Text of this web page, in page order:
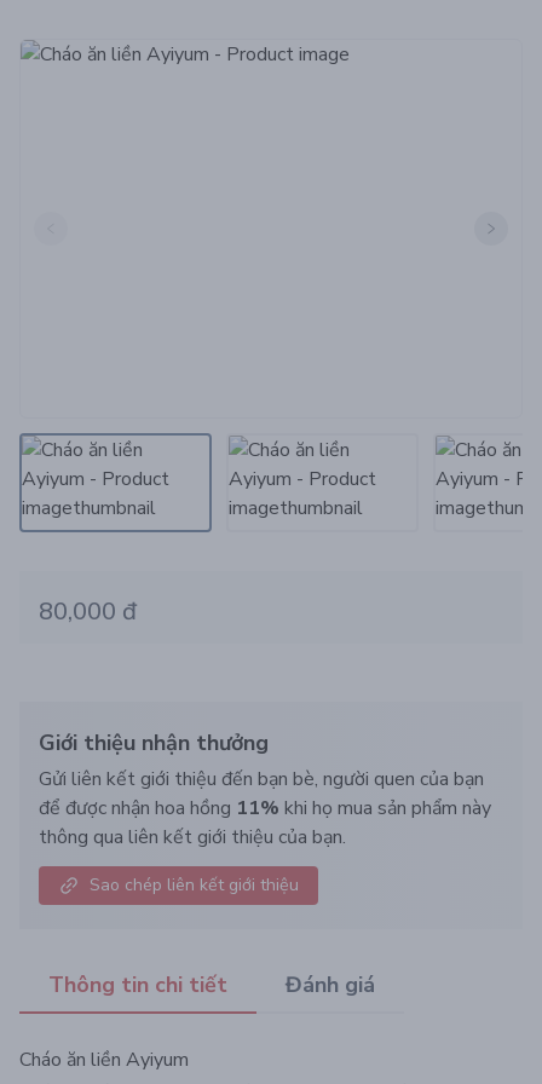
80,000 đ
Giới thiệu nhận thưởng
Gửi liên kết giới thiệu đến bạn bè, người quen của bạn
để được nhận hoa hồng 11% khi họ mua sản phẩm này
thông qua liên kết giới thiệu của bạn.
Sao chép liên kết giới thiệu
Thông tin chi tiết Đánh giá
Cháo ăn liền Ayiyum